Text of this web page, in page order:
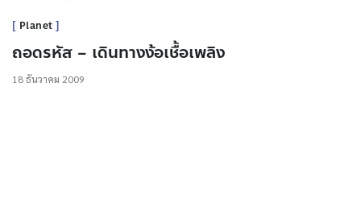
Planet
ถอดรหัส – เดินทางง้อเชื้อเพลิง
18 ธันวาคม 2009